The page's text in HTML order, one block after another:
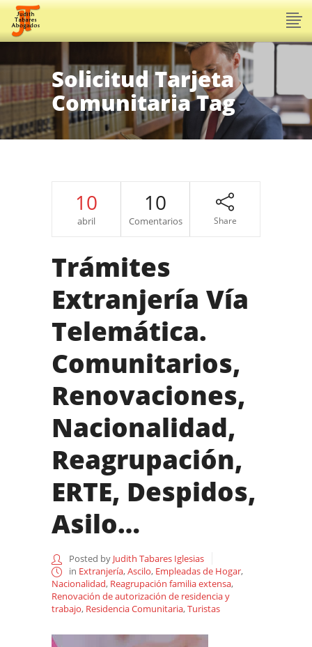
Solicitud Tarjeta
Comunitaria Tag
10
abril
10
Comentarios Share
Trámites
Extranjería Vía
Telemática.
Comunitarios,
Renovaciones,
Nacionalidad,
Reagrupación,
ERTE, Despidos,
Asilo…
Posted by Judith Tabares Iglesias
in Extranjería,Ascilo, Empleadas de Hogar,
Nacionalidad, Reagrupación familia extensa,
Renovación de autorización de residencia y
trabajo, Residencia Comunitaria,Turistas